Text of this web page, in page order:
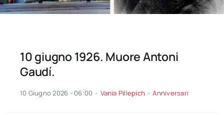
10 giugno 1926. Muore Antoni
Gaudí.
10 Giugno 2026 - 06:00 - Vania Pillepich - Anniversari